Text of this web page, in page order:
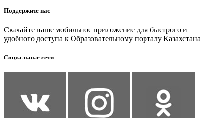
Поддержите нас
Скачайте наше мобильное приложение для быстрого и
удобного доступа к Образовательному порталу Казахстана
Социальные сети